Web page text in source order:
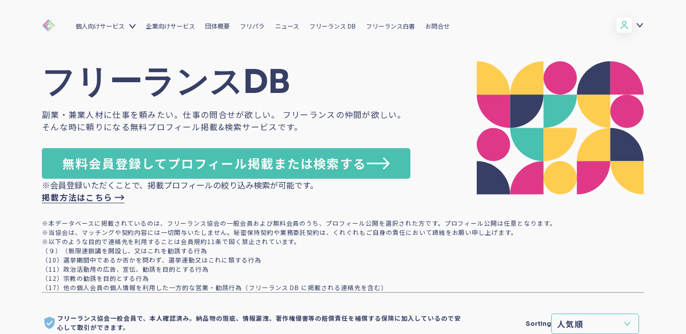
個人向けサービス 企業向けサービス 団体概要 フリパラ ニュース フリーランス DB フリーランス白書 お問合せ
フリーランスDB
副業・兼業人材に仕事を頼みたい。仕事の問合せが欲しい。 フリーランスの仲間が欲しい。
そんな時に頼りになる無料プロフィール掲載&検索サービスです。
無料会員登録してプロフィール掲載または検索する
※会員登録いただくことで、掲載プロフィールの絞り込み検索が可能です。
掲載方法はこちら
※本データベースに掲載されているのは、フリーランス協会の一般会員および無料会員のうち、プロフィール公開を選択された方です。プロフィール公開は任意となります。
※当協会は、マッチングや契約内容には一切関与いたしません。秘密保持契約や業務委託契約は、くれぐれもご自身の責任において締結をお願い申し上げます。
※以下のような目的で連絡先を利用することは会員規約11条で固く禁止されています。
（９）（無限連鎖講を開設し、又はこれを勧誘する行為
（10）選挙期間中であるか否かを問わず、選挙運動又はこれに類する行為
（11）政治活動用の広告、宣伝、勧誘を目的とする行為
（12）宗教の勧誘を目的とする行為
（17）他の個人会員の個人情報を利用した一方的な営業・勧誘行為（フリーランス DB に掲載される連絡先を含む）
フリーランス協会一般会員で、本人確認済み。納品物の瑕疵、情報漏洩、著作権侵害等の賠償責任を補償する保険に加入しているので安
心して取引ができます。
Sorting